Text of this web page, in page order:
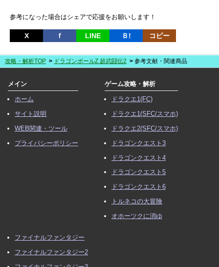
参考になった場合はシェアで応援をお願いします！
X ｆ LINE Ｂ! コピー
攻略・解析TOP ドラゴンボールZ 超武闘伝2 参考文献・関連商品
メイン
ホーム
サイト説明
WEB関連・ツール
プライバシーポリシー
ゲーム攻略・解析
ドラクエ1(FC)
ドラクエ1(SFC/スマホ)
ドラクエ2(SFC/スマホ)
ドラゴンクエスト3
ドラゴンクエスト4
ドラゴンクエスト5
ドラゴンクエスト6
トルネコの大冒険
オホーツクに消ゆ
ファイナルファンタジー
ファイナルファンタジー2